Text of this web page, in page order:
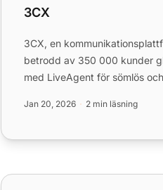
3CX
3CX, en
betrodd av 350 000 kunder
med LiveAgent för sömlös
Jan 20, 2026 2 min läsning
ActiveCampaign